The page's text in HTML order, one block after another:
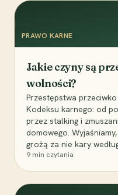
PRAWO KARNE
Jakie czyny są
wolności?
Przestępstwa
Kodeksu karnego: od
przez stalking i
domowego.
grożą za nie kary
9 min czytania